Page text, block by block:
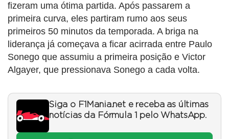
fizeram uma ótima partida. Após passarem a
primeira curva, eles partiram rumo aos seus
primeiros 50 minutos da temporada. A briga na
liderança já começava a ficar acirrada entre Paulo
Sonego que assumiu a primeira posição e Victor
Algayer, que pressionava Sonego a cada volta.
Siga o F1Mania.net e receba as últimas
notícias da Fórmula 1 pelo WhatsApp.